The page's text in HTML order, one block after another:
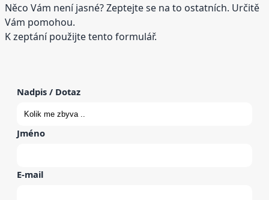
Něco Vám není jasné? Zeptejte se na to ostatních. Určitě
Vám pomohou.
K zeptání použijte tento formulář.
Nadpis / Dotaz
Jméno
E-mail